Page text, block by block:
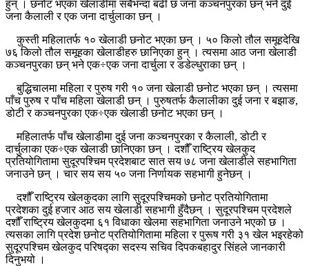
हुन् । छनोट भएका खेलाडीमा सबैभन्दा बढी छ जना कञ्चनपुरका छन् भने दुई
जना कैलाली र एक जना दार्चुलाका छन् ।
कुस्ती महिलातर्फ १० खेलाडी छनोट भएका छन् । ५० किलो तौल समूहदेखि
७६ किलो तौल समूहका खेलाडीहरु छानिएका हुन् । त्यसमा आठ जना खेलाडी
कञ्चनपुरका छन् भने एक÷एक जना दार्चुला र डडेल्धुराका छन् ।
बुद्धिचालमा महिला र पुरुष गरी १० जना खेलाडी छनोट भएका छन् । त्यसमा
पाँच पुरुष र पाँच महिला खेलाडी छन् । पुरुषतर्फ कैलालीका दुई जना र बझाङ,
डोटी र कञ्चनपुरका एक÷एक खेलाडी छनोट भएका छन् ।
महिलातर्फ पाँच खेलाडीमा दुई जना कञ्चनपुरका र कैलाली, डोटी र
दार्चुलाका एक÷एक खेलाडी छानिएका छन् । दशौँ राष्ट्रिय खेलकुद
प्रतियोगितामा सुदूरपश्चिम प्रदेशबाट सात सय ७८ जना खेलाडीले सहभागिता
जनाउने छन् । चार सय सय ५० जना निर्णायक सहभागी हुनेछन् ।
दशौँ राष्ट्रिय खेलकुदका लागि सुदूरपश्चिमको छनोट प्रतियोगितामा
प्रदेशका दुई हजार आठ सय खेलाडी सहभागी हुँदैछन् । सुदूरपश्चिम प्रदेशले
दशौँ राष्ट्रिय खेलकुदमा ६१ विधाका खेलमा सहभागिता जनाउने भएको छ ।
त्यसका लागि प्रदेश छनोट प्रतियोगितामा महिला र पुरूष गरी ३१ खेल भइरहेको
सुदूरपश्चिम खेलकुद परिषद्का सदस्य सचिव दिपकबहादुर सिंहले जानकारी
दिनुभयो ।